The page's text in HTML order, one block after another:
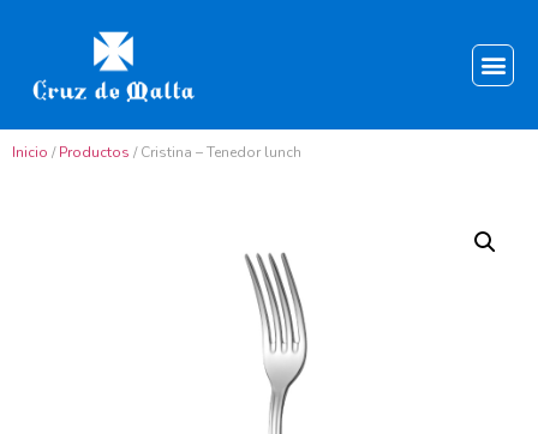
Inicio /Productos / Cristina – Tenedor lunch